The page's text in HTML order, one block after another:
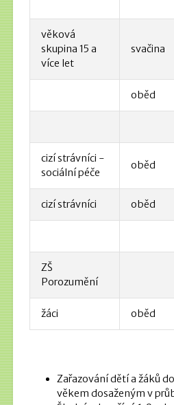
věková
skupina 15 a
více let
svačina
oběd
cizí strávníci -
sociální péče
oběd
cizí strávníci oběd
ZŠ
Porozumění
žáci oběd
Zařazování dětí a žáků
věkem dosaženým v